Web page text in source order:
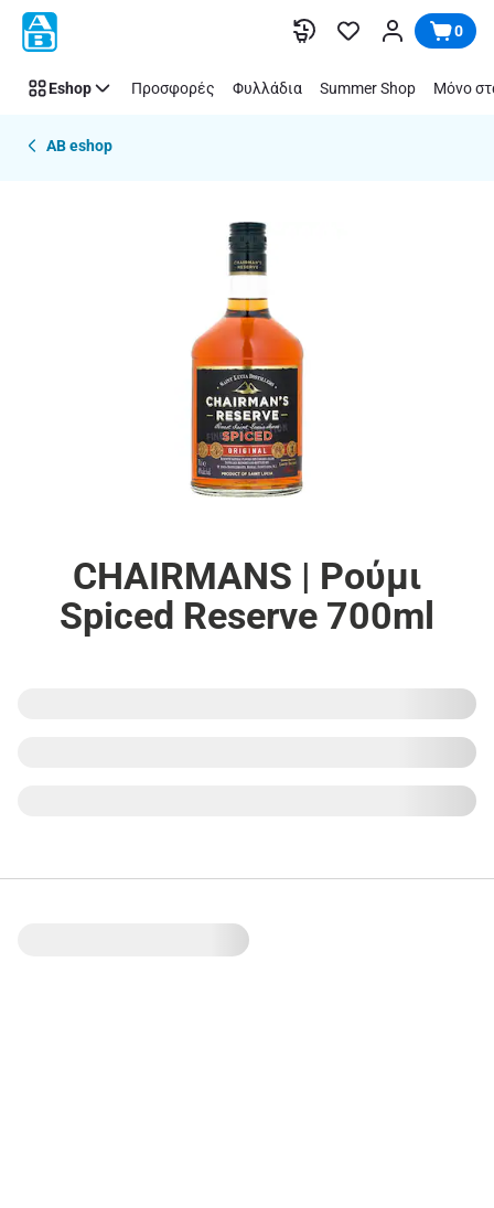
Παράλειψη 0
Eshop Προσφορές Φυλλάδια Summer Shop Μόνο
AB eshop
CHAIRMANS | Ρούμι
Spiced Reserve 700ml